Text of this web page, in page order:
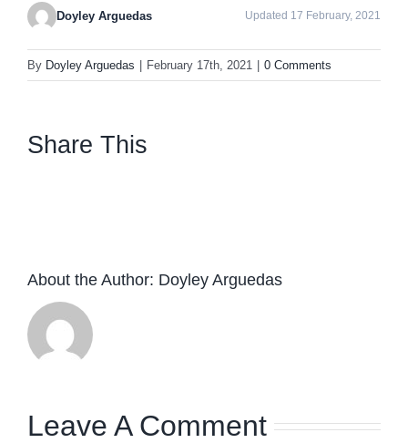
Doyley Arguedas Updated 17 February, 2021
By Doyley Arguedas February 17th, 2021 0 Comments
Share This
About the Author: Doyley Arguedas
Leave A Comment